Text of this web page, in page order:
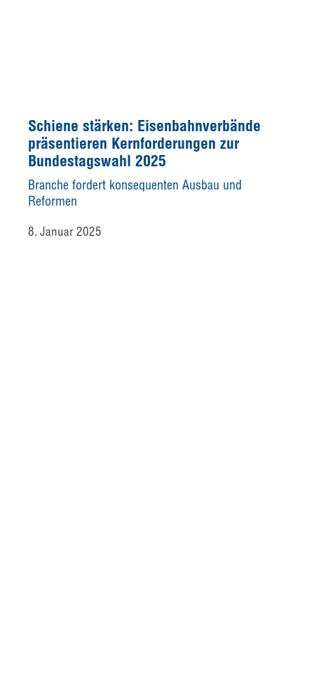
Schiene stärken: Eisenbahnverbände
präsentieren Kernforderungen zur
Bundestagswahl 2025
Branche fordert konsequenten Ausbau und
Reformen
8. Januar 2025